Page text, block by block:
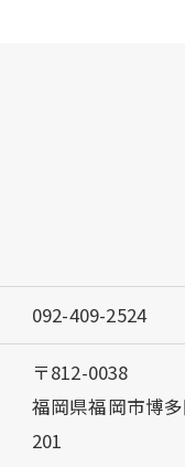
092-409-2524
〒812-0038
福岡県福岡市博
201